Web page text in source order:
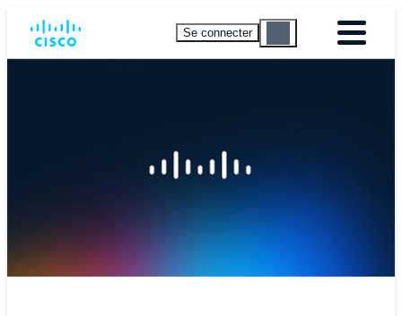
Se connecter